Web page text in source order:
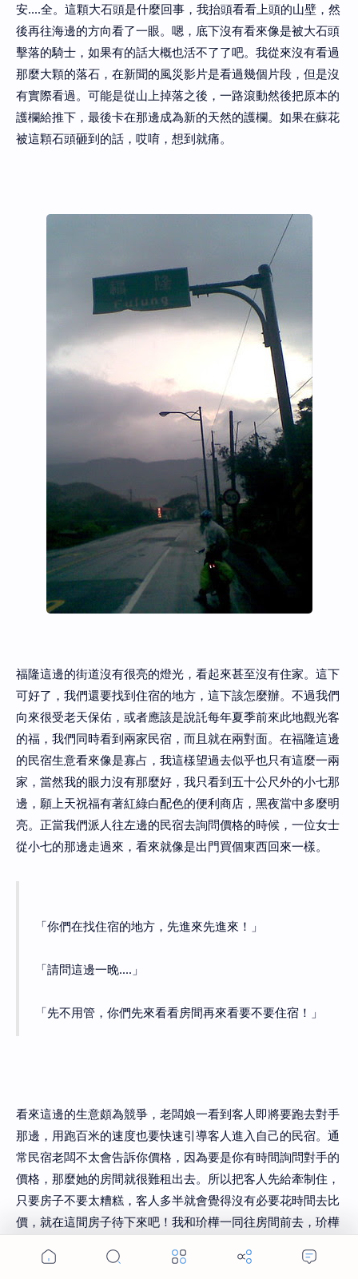
安....全。這顆大石頭是什麼回事，我抬頭看看上頭的山壁，然
後再往海邊的方向看了一眼。嗯，底下沒有看來像是被大石頭
擊落的騎士，如果有的話大概也活不了了吧。我從來沒有看過
那麼大顆的落石，在新聞的風災影片是看過幾個片段，但是沒
有實際看過。可能是從山上掉落之後，一路滾動然後把原本的
護欄給推下，最後卡在那邊成為新的天然的護欄。如果在蘇花
被這顆石頭砸到的話，哎唷，想到就痛。
福隆這邊的街道沒有很亮的燈光，看起來甚至沒有住家。這下
可好了，我們還要找到住宿的地方，這下該怎麼辦。不過我們
向來很受老天保佑，或者應該是說託每年夏季前來此地觀光客
的福，我們同時看到兩家民宿，而且就在兩對面。在福隆這邊
的民宿生意看來像是寡占，我這樣望過去似乎也只有這麼一兩
家，當然我的眼力沒有那麼好，我只看到五十公尺外的小七那
邊，願上天祝福有著紅綠白配色的便利商店，黑夜當中多麼明
亮。正當我們派人往左邊的民宿去詢問價格的時候，一位女士
從小七的那邊走過來，看來就像是出門買個東西回來一樣。
「你們在找住宿的地方，先進來先進來！」
「請問這邊一晚....」
「先不用管，你們先來看看房間再來看要不要住宿！」
看來這邊的生意頗為競爭，老闆娘一看到客人即將要跑去對手
那邊，用跑百米的速度也要快速引導客人進入自己的民宿。通
常民宿老闆不太會告訴你價格，因為要是你有時間詢問對手的
價格，那麼她的房間就很難租出去。所以把客人先給牽制住，
只要房子不要太糟糕，客人多半就會覺得沒有必要花時間去比
價，就在這間房子待下來吧！我和玠樺一同往房間前去，玠樺
當物超所值的東西。這間民宿讓我相當滿意的地方就在於他們